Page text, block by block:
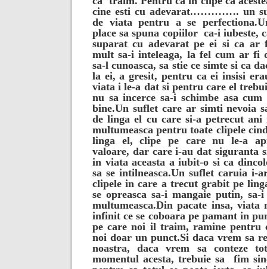
cine esti cu adevarat.…………. un
de viata pentru a se perfectiona.
place sa spuna copiilor ca-i iubeste,
suparat cu adevarat pe ei si ca
mult sa-i inteleaga, la fel cum ar fi
sa-l cunoasca, sa stie ce simte si ca
la ei, a gresit, pentru ca ei insisi
viata i le-a dat si pentru care el
nu sa incerce sa-i schimbe asa cum
bine.Un suflet care ar simti nevoia
de linga el cu care si-a petrecut
multumeasca pentru toate clipele
linga el, clipe pe care nu le-a
valoare, dar care i-au dat siguranta
in viata aceasta a iubit-o si ca
sa se intilneasca.Un suflet caruia i-
clipele in care a trecut grabit pe
se opreasca sa-i mangaie putin,
multumeasca.Din pacate insa, viata
infinit ce se coboara pe pamant in
pe care noi il traim, ramine pentru
noi doar un punct.Si daca vrem sa
noastra, daca vrem sa conteze
momentul acesta, trebuie sa
fim